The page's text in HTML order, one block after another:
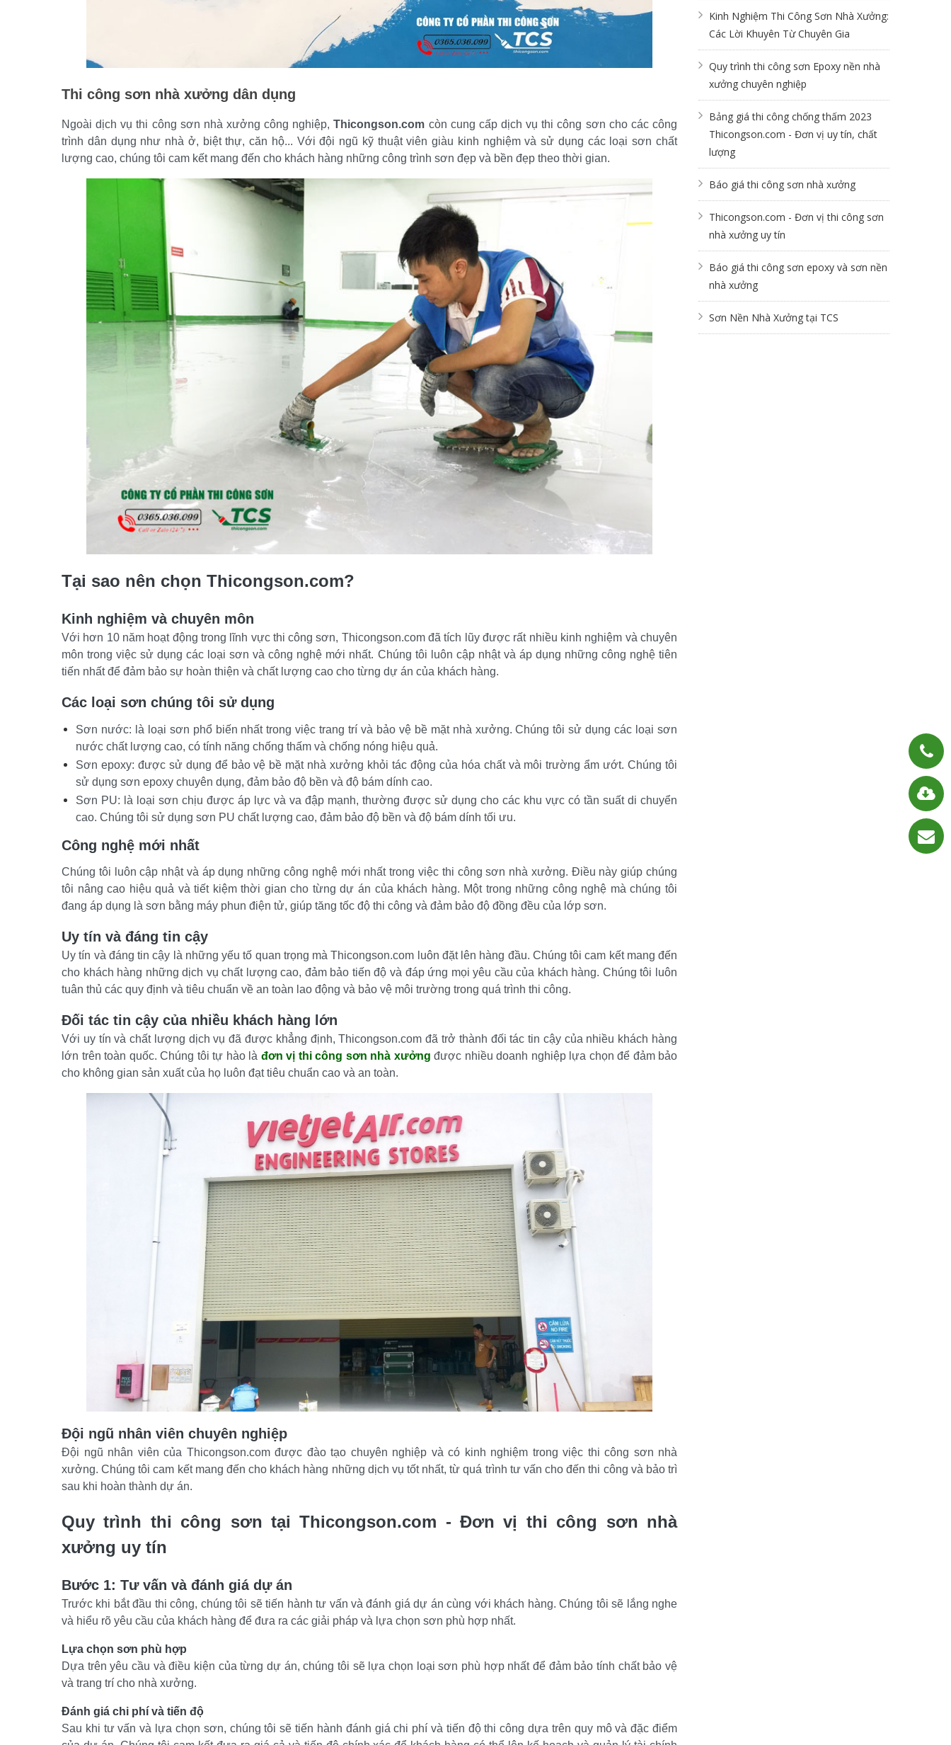
Thi công sơn nhà xưởng dân dụng
Ngoài dịch vụ thi công sơn nhà xưởng công nghiệp, Thicongson.com còn cung cấp dịch vụ thi công sơn cho các công
trình dân dụng như nhà ở, biệt thự, căn hộ... Với đội ngũ kỹ thuật viên giàu kinh nghiệm và sử dụng các loại sơn chất
lượng cao, chúng tôi cam kết mang đến cho khách hàng những công trình sơn đẹp và bền đẹp theo thời gian.
Tại sao nên chọn Thicongson.com?
Kinh nghiệm và chuyên môn
Với hơn 10 năm hoạt động trong lĩnh vực thi công sơn, Thicongson.com đã tích lũy được rất nhiều kinh nghiệm và chuyên
môn trong việc sử dụng các loại sơn và công nghệ mới nhất. Chúng tôi luôn cập nhật và áp dụng những công nghệ tiên
tiến nhất để đảm bảo sự hoàn thiện và chất lượng cao cho từng dự án của khách hàng.
Các loại sơn chúng tôi sử dụng
Sơn nước: là loại sơn phổ biến nhất trong việc trang trí và bảo vệ bề mặt nhà xưởng. Chúng tôi sử dụng các loại sơn
nước chất lượng cao, có tính năng chống thấm và chống nóng hiệu quả.
Sơn epoxy: được sử dụng để bảo vệ bề mặt nhà xưởng khỏi tác động của hóa chất và môi trường ẩm ướt. Chúng tôi
sử dụng sơn epoxy chuyên dụng, đảm bảo độ bền và độ bám dính cao.
Sơn PU: là loại sơn chịu được áp lực và va đập mạnh, thường được sử dụng cho các khu vực có tần suất di chuyển
cao. Chúng tôi sử dụng sơn PU chất lượng cao, đảm bảo độ bền và độ bám dính tối ưu.
Công nghệ mới nhất
Chúng tôi luôn cập nhật và áp dụng những công nghệ mới nhất trong việc thi công sơn nhà xưởng. Điều này giúp chúng
tôi nâng cao hiệu quả và tiết kiệm thời gian cho từng dự án của khách hàng. Một trong những công nghệ mà chúng tôi
đang áp dụng là sơn bằng máy phun điện tử, giúp tăng tốc độ thi công và đảm bảo độ đồng đều của lớp sơn.
Uy tín và đáng tin cậy
Uy tín và đáng tin cậy là những yếu tố quan trọng mà Thicongson.com luôn đặt lên hàng đầu. Chúng tôi cam kết mang đến
cho khách hàng những dịch vụ chất lượng cao, đảm bảo tiến độ và đáp ứng mọi yêu cầu của khách hàng. Chúng tôi luôn
tuân thủ các quy định và tiêu chuẩn về an toàn lao động và bảo vệ môi trường trong quá trình thi công.
Đối tác tin cậy của nhiều khách hàng lớn
Với uy tín và chất lượng dịch vụ đã được khẳng định, Thicongson.com đã trở thành đối tác tin cậy của nhiều khách hàng
lớn trên toàn quốc. Chúng tôi tự hào là đơn vị thi công sơn nhà xưởng được nhiều doanh nghiệp lựa chọn để đảm bảo
cho không gian sản xuất của họ luôn đạt tiêu chuẩn cao và an toàn.
Đội ngũ nhân viên chuyên nghiệp
Đội ngũ nhân viên của Thicongson.com được đào tạo chuyên nghiệp và có kinh nghiệm trong việc thi công sơn nhà
xưởng. Chúng tôi cam kết mang đến cho khách hàng những dịch vụ tốt nhất, từ quá trình tư vấn cho đến thi công và bảo trì
sau khi hoàn thành dự án.
Quy trình thi công sơn tại Thicongson.com - Đơn vị thi công sơn nhà
xưởng uy tín
Bước 1: Tư vấn và đánh giá dự án
Trước khi bắt đầu thi công, chúng tôi sẽ tiến hành tư vấn và đánh giá dự án cùng với khách hàng. Chúng tôi sẽ lắng nghe
và hiểu rõ yêu cầu của khách hàng để đưa ra các giải pháp và lựa chọn sơn phù hợp nhất.
Lựa chọn sơn phù hợp
Dựa trên yêu cầu và điều kiện của từng dự án, chúng tôi sẽ lựa chọn loại sơn phù hợp nhất để đảm bảo tính chất bảo vệ
và trang trí cho nhà xưởng.
Đánh giá chi phí và tiến độ
Sau khi tư vấn và lựa chọn sơn, chúng tôi sẽ tiến hành đánh giá chi phí và tiến độ thi công dựa trên quy mô và đặc điểm
Kinh Nghiệm Thi Công Sơn Nhà Xưởng:
Các Lời Khuyên Từ Chuyên Gia
Quy trình thi công sơn Epoxy nền nhà
xưởng chuyên nghiệp
Bảng giá thi công chống thấm 2023
Thicongson.com - Đơn vị uy tín, chất
lượng
Báo giá thi công sơn nhà xưởng
Thicongson.com - Đơn vị thi công sơn
nhà xưởng uy tín
Báo giá thi công sơn epoxy và sơn nền
nhà xưởng
Sơn Nền Nhà Xưởng tại TCS